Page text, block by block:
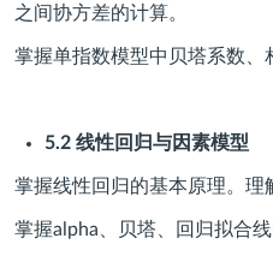
之间协方差的计算。
掌握单指数模型中贝塔系数、
5.2 线性回归与因素模型
掌握线性回归的基本原理。理
掌握alpha、贝塔、回归拟合